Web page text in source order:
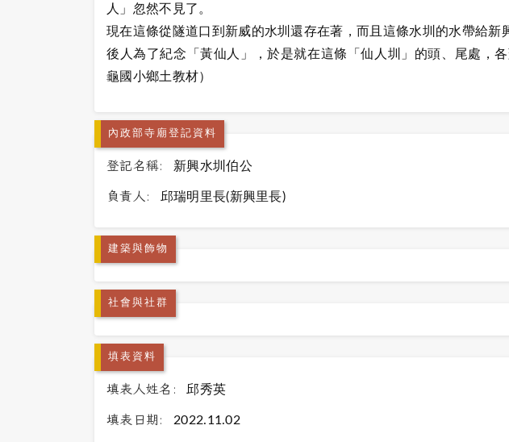
人」忽然不見了。
現在這條從隧道口到新威的水圳還存在著，而且這條水圳的水帶給新
後人為了紀念「黃仙人」，於是就在這條「仙人圳」的頭、尾處，
龜國小鄉土教材）
內政部寺廟登記資料
登記名稱: 新興水圳伯公
負責人: 邱瑞明里長(新興里長)
建築與飾物
社會與社群
填表資料
填表人姓名: 邱秀英
填表日期: 2022.11.02